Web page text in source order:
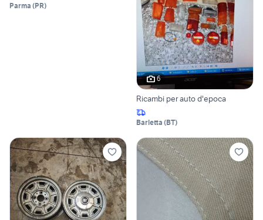
Parma (PR)
6
Ricambi per auto d'epoca
Barletta (BT)